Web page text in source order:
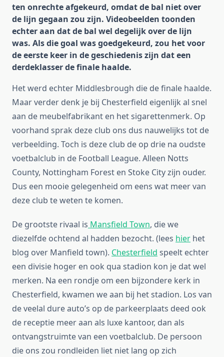
ten onrechte afgekeurd, omdat de bal niet over
de lijn gegaan zou zijn. Videobeelden toonden
echter aan dat de bal wel degelijk over de lijn
was. Als die goal was goedgekeurd, zou het voor
de eerste keer in de geschiedenis zijn dat een
derdeklasser de finale haalde.
Het werd echter Middlesbrough die de finale haalde.
Maar verder denk je bij Chesterfield eigenlijk al snel
aan de meubelfabrikant en het sigarettenmerk. Op
voorhand sprak deze club ons dus nauwelijks tot de
verbeelding. Toch is deze club de op drie na oudste
voetbalclub in de Football League. Alleen Notts
County, Nottingham Forest en Stoke City zijn ouder.
Dus een mooie gelegenheid om eens wat meer van
deze club te weten te komen.
De grootste rivaal is Mansfield Town, die we
diezelfde ochtend al hadden bezocht. (lees hier het
blog over Manfield town). Chesterfield speelt echter
een divisie hoger en ook qua stadion kon je dat wel
merken. Na een rondje om een bijzondere kerk in
Chesterfield, kwamen we aan bij het stadion. Los van
de veelal dure auto’s op de parkeerplaats deed ook
de receptie meer aan als luxe kantoor, dan als
ontvangstruimte van een voetbalclub. De persoon
die ons zou rondleiden liet niet lang op zich